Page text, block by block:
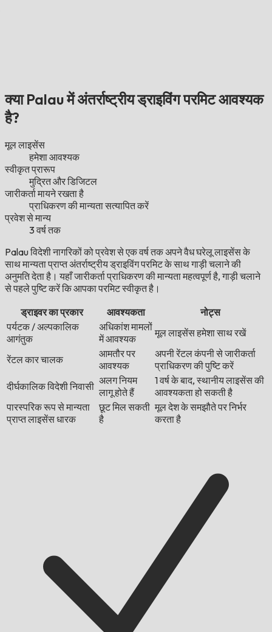
क्या Palau में अंतर्राष्ट्रीय ड्राइविंग परमिट आवश्यक
है?
मूल लाइसेंस
हमेशा आवश्यक
स्वीकृत प्रारूप
मुद्रित और डिजिटल
जारीकर्ता मायने रखता है
प्राधिकरण की मान्यता सत्यापित करें
प्रवेश से मान्य
3 वर्ष तक
Palau विदेशी नागरिकों को प्रवेश से एक वर्ष तक अपने वैध घरेलू लाइसेंस के
साथ मान्यता प्राप्त अंतर्राष्ट्रीय ड्राइविंग परमिट के साथ गाड़ी चलाने की
अनुमति देता है। यहाँ जारीकर्ता प्राधिकरण की मान्यता महत्वपूर्ण है, गाड़ी चलाने
से पहले पुष्टि करें कि आपका परमिट स्वीकृत है।
ड्राइवर का प्रकार
आवश्यकता
नोट्स
पर्यटक / अल्पकालिक
आगंतुक
अधिकांश मामलों
में आवश्यक
मूल लाइसेंस हमेशा साथ रखें
रेंटल कार चालक
आमतौर पर
आवश्यक
अपनी रेंटल कंपनी से जारीकर्ता
प्राधिकरण की पुष्टि करें
दीर्घकालिक विदेशी निवासी अलग नियम
लागू होते हैं
1 वर्ष के बाद, स्थानीय लाइसेंस की
आवश्यकता हो सकती है
पारस्परिक रूप से मान्यता
प्राप्त लाइसेंस धारक
छूट मिल सकती
है
मूल देश के समझौते पर निर्भर
करता है